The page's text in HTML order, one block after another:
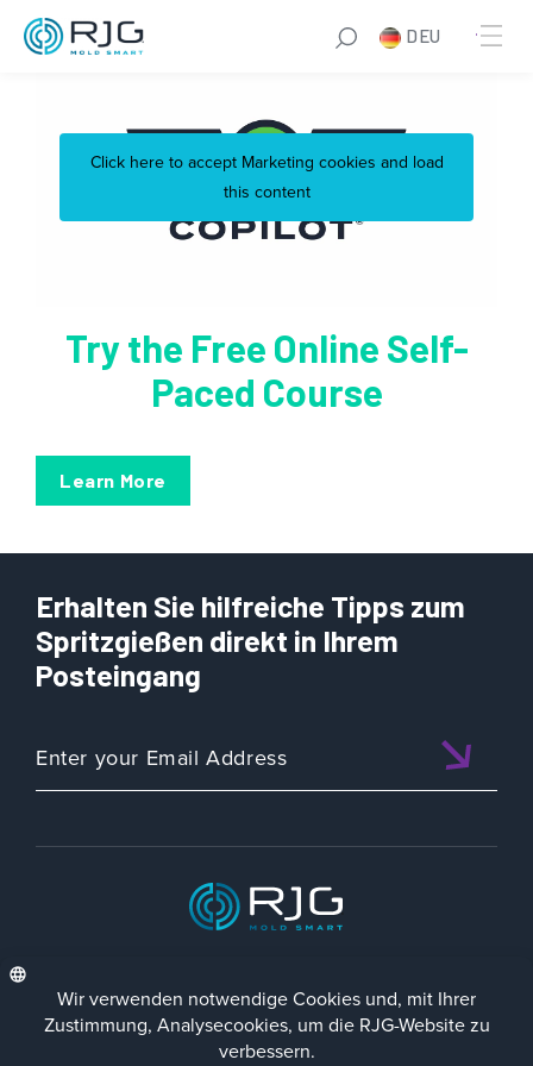
Zum
Inhalt
DEU
Click here to accept Marketing cookies and load
this content
Try the Free Online Self-
Paced Course
Learn More
Erhalten Sie hilfreiche Tipps zum
Spritzgießen direkt in Ihrem
Posteingang